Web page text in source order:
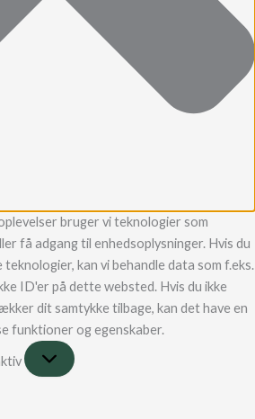
bruger vi teknologier som
få adgang til enhedsoplysninger. Hvis du
kan vi behandle data som f.eks.
ID'er på dette websted. Hvis du ikke
dit samtykke tilbage, kan det have en
funktioner og egenskaber.